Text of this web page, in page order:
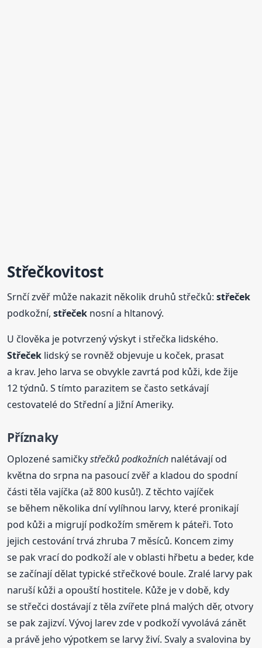
Střečkovitost
Srnčí zvěř může nakazit několik druhů střečků:střeček
podkožní,střeček nosní a hltanový.
U člověka je potvrzený výskyt i střečka lidského.
Střeček lidský se rovněž objevuje u koček, prasat
a krav. Jeho larva se obvykle zavrtá pod kůži, kde žije
12 týdnů. S tímto parazitem se často setkávají
cestovatelé do Střední a Jižní Ameriky.
Příznaky
Oplozené samičkystřečků podkožních nalétávají od
května do srpna na pasoucí zvěř a kladou do spodní
části těla vajíčka (až 800 kusů!). Z těchto vajíček
se během několika dní vylíhnou larvy, které pronikají
pod kůži a migrují podkožím směrem k páteři. Toto
jejich cestování trvá zhruba 7 měsíců. Koncem zimy
se pak vrací do podkoží ale v oblasti hřbetu a beder, kde
se začínají dělat typické střečkové boule. Zralé larvy pak
naruší kůži a opouští hostitele. Kůže je v době, kdy
se střečci dostávají z těla zvířete plná malých děr, otvory
se pak zajizví. Vývoj larev zde v podkoží vyvolává zánět
a právě jeho výpotkem se larvy živí. Svaly a svalovina by